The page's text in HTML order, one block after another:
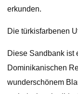
erkunden.
Die türkisfarbenen
Diese Sandbank ist
Dominikanischen
wunderschönem